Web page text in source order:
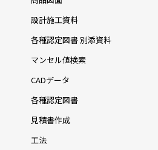
設計施工資料
各種認定図書 別添資料
マンセル値検索
CADデータ
各種認定図書
見積書作成
工法